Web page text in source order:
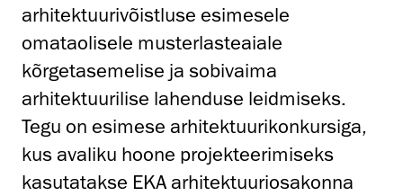
arhitektuurivõistluse esimesele
omataolisele musterlasteaiale
kõrgetasemelise ja sobivaima
arhitektuurilise lahenduse leidmiseks.
Tegu on esimese arhitektuurikonkursiga,
kus avaliku hoone projekteerimiseks
kasutatakse EKA arhitektuuriosakonna